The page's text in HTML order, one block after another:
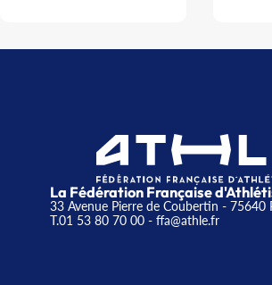
La Fédération Française
33 Avenue Pierre de Coubertin - 75640
T.01 53 80 70 00- ffa@athle.fr